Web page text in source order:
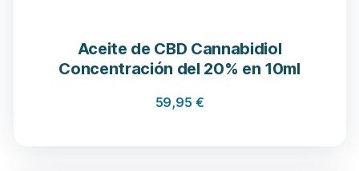
Aceite de CBD Cannabidiol
Concentración del 20% en 10ml
59,95 €